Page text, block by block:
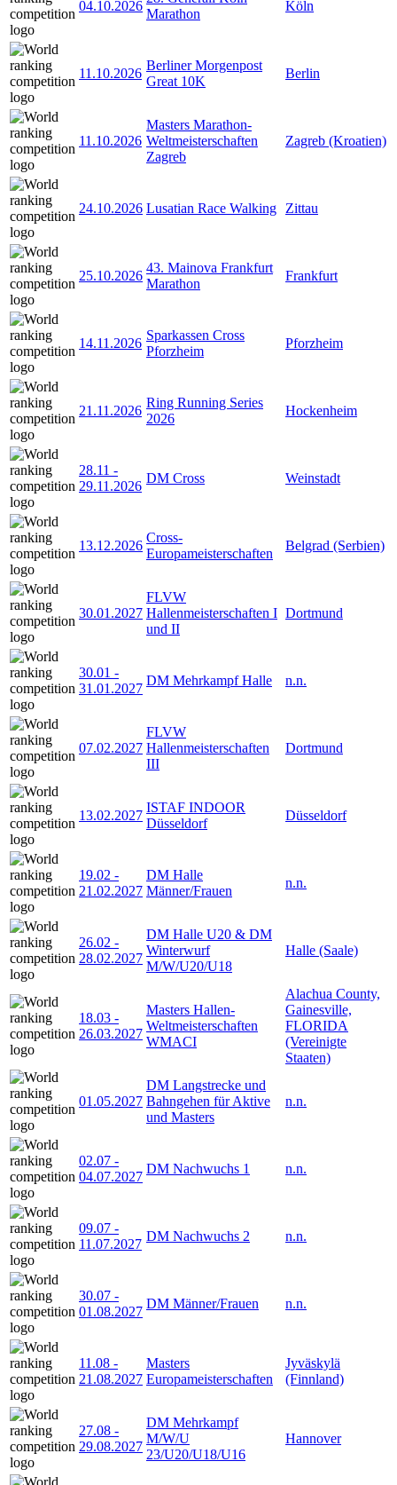
04.10.2026
Marathon
Köln
11.10.2026
Berliner Morgenpost
Great 10K
Berlin
11.10.2026
Masters Marathon-
Weltmeisterschaften
Zagreb
Zagreb (Kroatien)
24.10.2026 Lusatian Race Walking Zittau
25.10.2026
43. Mainova Frankfurt
Marathon
Frankfurt
14.11.2026
Sparkassen Cross
Pforzheim
Pforzheim
21.11.2026
Ring Running Series
2026
Hockenheim
28.11 -
29.11.2026
DM Cross Weinstadt
13.12.2026
Cross-
Europameisterschaften
Belgrad (Serbien)
30.01.2027
FLVW
Hallenmeisterschaften I
und II
Dortmund
30.01 -
31.01.2027
DM Mehrkampf Halle n.n.
07.02.2027
FLVW
Hallenmeisterschaften
III
Dortmund
13.02.2027
ISTAF INDOOR
Düsseldorf
Düsseldorf
19.02 -
21.02.2027
DM Halle
Männer/Frauen
n.n.
26.02 -
28.02.2027
DM Halle U20 & DM
Winterwurf
M/W/U20/U18
Halle (Saale)
18.03 -
26.03.2027
Masters Hallen-
Weltmeisterschaften
WMACI
Alachua County,
Gainesville,
FLORIDA
(Vereinigte
Staaten)
01.05.2027
DM Langstrecke und
Bahngehen für Aktive
und Masters
n.n.
02.07 -
04.07.2027
DM Nachwuchs 1 n.n.
09.07 -
11.07.2027
DM Nachwuchs 2 n.n.
30.07 -
01.08.2027
DM Männer/Frauen n.n.
11.08 -
21.08.2027
Masters
Europameisterschaften
Jyväskylä
(Finnland)
27.08 -
29.08.2027
DM Mehrkampf
M/W/U
23/U20/U18/U16
Hannover